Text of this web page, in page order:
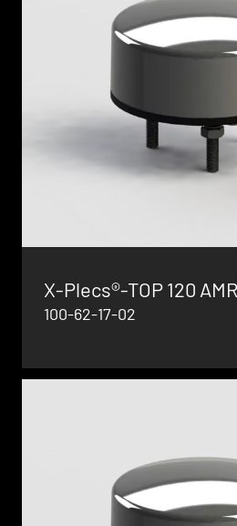
X-Plecs®-TOP 120
100-62-17-02